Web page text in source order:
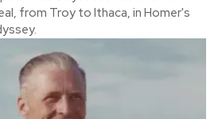
from Troy to Ithaca, in Homer's